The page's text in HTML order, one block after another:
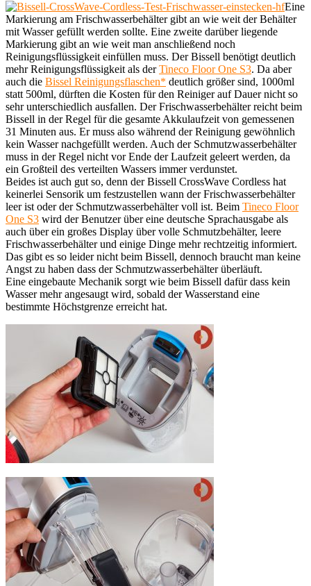
Eine
Markierung am Frischwasserbehälter gibt an wie weit der Behälter
mit Wasser gefüllt werden sollte. Eine zweite darüber liegende
Markierung gibt an wie weit man anschließend noch
Reinigungsflüssigkeit einfüllen muss. Der Bissell benötigt deutlich
mehr Reinigungsflüssigkeit als derTineco Floor One S3. Da aber
auch die Bissel Reinigungsflaschen* deutlich größer sind, 1000ml
statt 500ml, dürften die Kosten für den Reiniger auf Dauer nicht so
sehr unterschiedlich ausfallen. Der Frischwasserbehälter reicht beim
Bissell in der Regel für die gesamte Akkulaufzeit von gemessenen
31 Minuten aus. Er muss also während der Reinigung gewöhnlich
kein Wasser nachgefüllt werden. Auch der Schmutzwasserbehälter
muss in der Regel nicht vor Ende der Laufzeit geleert werden, da
ein Großteil des verteilten Wassers immer verdunstet.
Beides ist auch gut so, denn der Bissell CrossWave Cordless hat
keinerlei Sensorik um festzustellen wann der Frischwasserbehälter
leer ist oder der Schmutzwasserbehälter voll ist. Beim Tineco Floor
One S3 wird der Benutzer über eine deutsche Sprachausgabe als
auch über ein großes Display über volle Schmutzbehälter, leere
Frischwasserbehälter und einige Dinge mehr rechtzeitig informiert.
Das gibt es so leider nicht beim Bissell, dennoch braucht man keine
Angst zu haben dass der Schmutzwasserbehälter überläuft.
Eine eingebaute Mechanik sorgt wie beim Bissell dafür dass kein
Wasser mehr angesaugt wird, sobald der Wasserstand eine
bestimmte Höchstgrenze erreicht hat.